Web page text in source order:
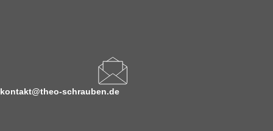
kontakt@theo-schrauben.de